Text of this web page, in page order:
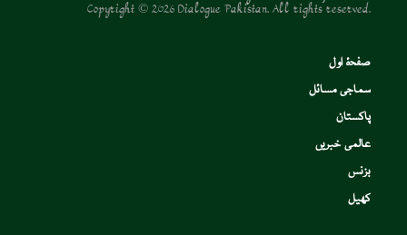
Copyright © 2026 Dialogue Pakistan. All rights reserved.
صفحۂ اول
سماجی مسائل
پاکستان
عالمی خبریں
بزنس
کھیل